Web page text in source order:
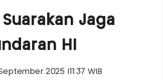
Jaga
HI
2025 |11:37 WIB